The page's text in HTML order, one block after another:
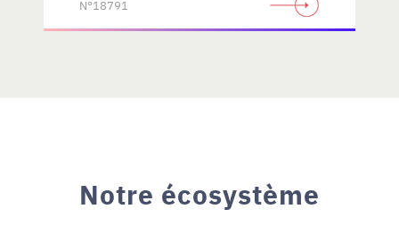
N°18791
Notre écosystème